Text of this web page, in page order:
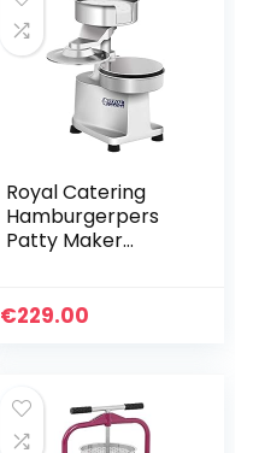
Royal Catering
Hamburgerpers
Patty Maker
mm, voor 200 g
€229.00